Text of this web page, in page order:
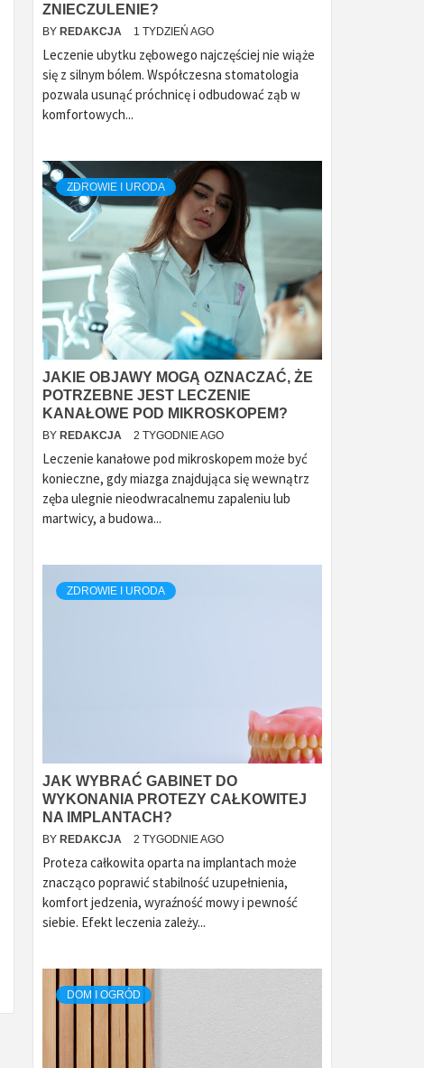
ZNIECZULENIE?
BY REDAKCJA 1 TYDZIEŃ AGO
Leczenie ubytku zębowego najczęściej nie wiąże
się z silnym bólem. Współczesna stomatologia
pozwala usunąć próchnicę i odbudować ząb w
komfortowych...
ZDROWIE I URODA
JAKIE OBJAWY MOGĄ OZNACZAĆ, ŻE
POTRZEBNE JEST LECZENIE
KANAŁOWE POD MIKROSKOPEM?
BY REDAKCJA 2 TYGODNIE AGO
Leczenie kanałowe pod mikroskopem może być
konieczne, gdy miazga znajdująca się wewnątrz
zęba ulegnie nieodwracalnemu zapaleniu lub
martwicy, a budowa...
ZDROWIE I URODA
JAK WYBRAĆ GABINET DO
WYKONANIA PROTEZY CAŁKOWITEJ
NA IMPLANTACH?
BY REDAKCJA 2 TYGODNIE AGO
Proteza całkowita oparta na implantach może
znacząco poprawić stabilność uzupełnienia,
komfort jedzenia, wyraźność mowy i pewność
siebie. Efekt leczenia zależy...
DOM I OGRÓD